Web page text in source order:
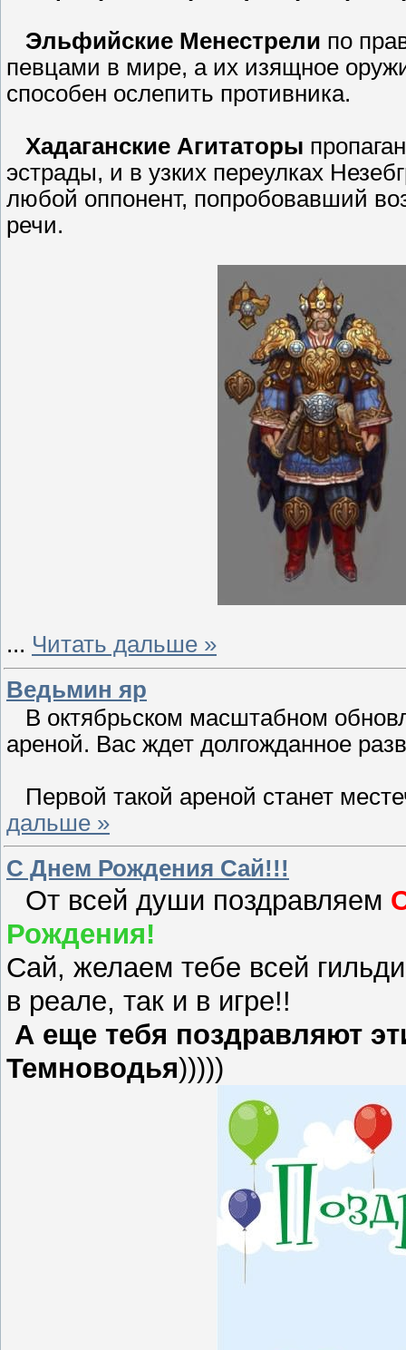
Эльфийские Менестрели по
певцами в мире, а их изящное
способен ослепить противника.
Хадаганские Агитаторы
эстрады, и в узких переулках
любой оппонент, попробовавший
речи.
... Читать дальше »
Ведьмин яр
В октябрьском масштабном
ареной. Вас ждет долгожданное
Первой такой ареной станет
дальше »
С Днем Рождения Сай!!!
От всей души поздравляем
Рождения!
Сай, желаем тебе всей
в реале, так и в игре!!
А еще тебя поздравляют
Темноводья)))))